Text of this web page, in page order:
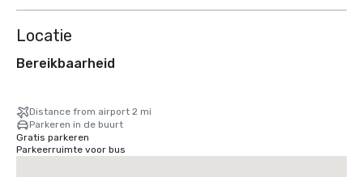
Locatie
Bereikbaarheid
Distance from airport 2 mi
Parkeren in de buurt
Gratis parkeren
Parkeerruimte voor bus